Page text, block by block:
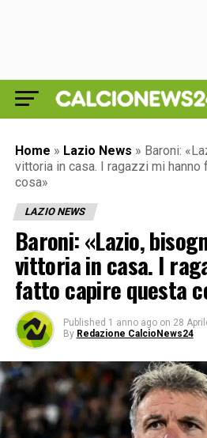
Home » Lazio News » Baroni:
vittoria in casa. I ragazzi mi
cosa»
LAZIO NEWS
Baroni: «Lazio,
vittoria in casa. I
fatto capire questa
Published 1 anno ago on 28
By Redazione CalcioNews24